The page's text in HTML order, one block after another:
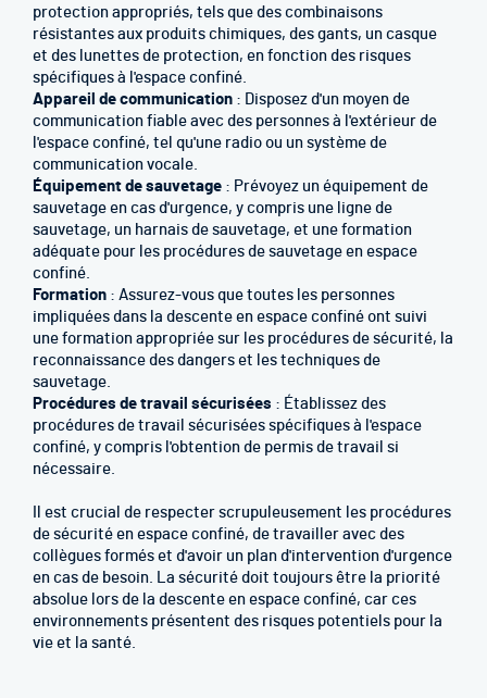
protection appropriés, tels que des combinaisons
résistantes aux produits chimiques, des gants, un casque
et des lunettes de protection, en fonction des risques
spécifiques à l'espace confiné.
Appareil de communication : Disposez d'un moyen de
communication fiable avec des personnes à l'extérieur de
l'espace confiné, tel qu'une radio ou un système de
communication vocale.
Équipement de sauvetage : Prévoyez un équipement de
sauvetage en cas d'urgence, y compris une ligne de
sauvetage, un harnais de sauvetage, et une formation
adéquate pour les procédures de sauvetage en espace
confiné.
Formation : Assurez-vous que toutes les personnes
impliquées dans la descente en espace confiné ont suivi
une formation appropriée sur les procédures de sécurité, la
reconnaissance des dangers et les techniques de
sauvetage.
Procédures de travail sécurisées : Établissez des
procédures de travail sécurisées spécifiques à l'espace
confiné, y compris l'obtention de permis de travail si
nécessaire.
Il est crucial de respecter scrupuleusement les procédures
de sécurité en espace confiné, de travailler avec des
collègues formés et d'avoir un plan d'intervention d'urgence
en cas de besoin. La sécurité doit toujours être la priorité
absolue lors de la descente en espace confiné, car ces
environnements présentent des risques potentiels pour la
vie et la santé.